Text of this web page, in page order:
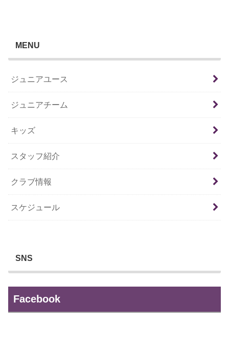
MENU
ジュニアユース
ジュニアチーム
キッズ
スタッフ紹介
クラブ情報
スケジュール
SNS
Facebook